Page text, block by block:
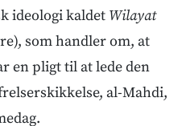
ideologi kaldet Wilayat
som handler om, at
en pligt til at lede den
al-Mahdi,